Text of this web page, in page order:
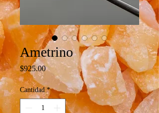
Ametrino
$925.00Precio
Cantidad *